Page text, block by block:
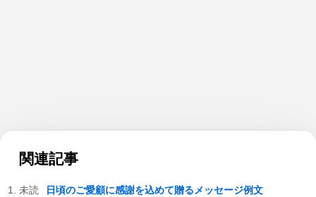
関連記事
日頃のご愛顧に感謝を込めて贈るメッセージ例文